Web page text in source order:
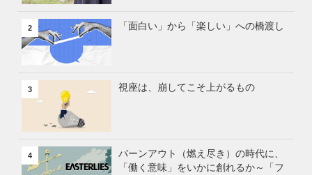
2 「面白い」から「楽しい」への橋渡し
3 視座は、崩してこそ上がるもの
4
バーンアウト（燃え尽き）の時代に、
「働く意味」をいかに創れるか～「フ